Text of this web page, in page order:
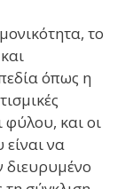
το
όπως η
και οι
είναι να
διευρυμένο